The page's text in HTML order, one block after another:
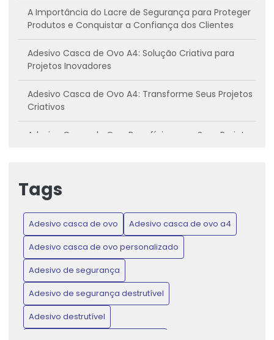
A Importância do Lacre de Segurança para Proteger
Produtos e Conquistar a Confiança dos Clientes
Adesivo Casca de Ovo A4: Solução Criativa para
Projetos Inovadores
Adesivo Casca de Ovo A4: Transforme Seus Projetos
Criativos
Adesivo Casca de Ovo: Benefícios para Seus Projetos
como utilizar
Adesivo Casca de Ovo: Inovação para Projetos
Criativos e Práticos
Adesivo Casca de Ovo: Proteja Produtos e Ganhe
Confiança do Consumidor
Adesivo Casca de Ovo: Transforme Seus Projetos de
Artesanato e Decoração
Tags
Adesivo casca de ovo
Adesivo casca de ovo a4
Adesivo casca de ovo personalizado
Adesivo de segurança
Adesivo de segurança destrutível
Adesivo destrutível